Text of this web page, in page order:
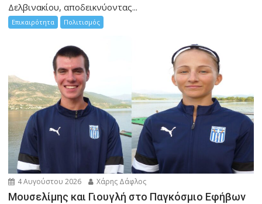
Δελβινακίου, αποδεικνύοντας...
Επικαιρότητα Πολιτισμός
4 Αυγούστου 2026 Χάρης Δάφλος
Μουσελίμης και Γιουγλή στο Παγκόσμιο Εφήβων